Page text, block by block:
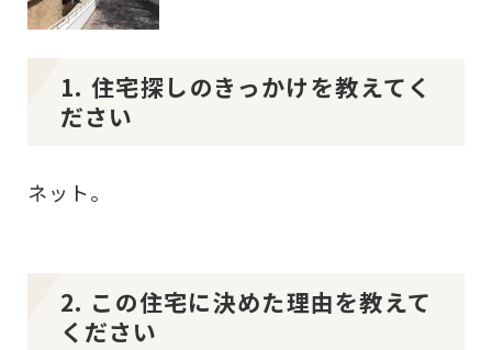
1. 住宅探しのきっかけを教えてく
ださい
ネット。
2. この住宅に決めた理由を教えて
ください